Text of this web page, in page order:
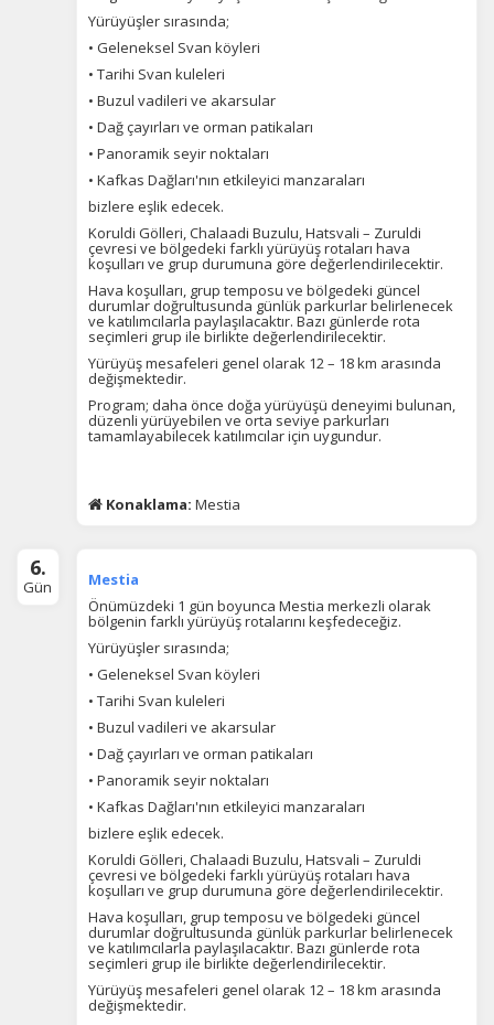
gereklidir. Bu çerezler olmadan site düzgün çalışmaz ve
devre dışı bırakılamaz.
İstatistik Çerezleri
Ziyaretçilerin siteyi nasıl kullandığını anonim olarak
ölçeriz. Hangi sayfaların popüler olduğunu ve
kullanıcıların nerede zorluk yaşadığını anlamamıza
yardımcı olur.
Pazarlama Çerezleri
Size ve ilgi alanlarınıza uygun reklamlar göstermek için
kullanılır. Kapatırsanız reklamları görmeye devam
edersiniz, ancak daha az alakalı olabilirler.
Tercihleri Kaydet
Yürüyüşler sırasında;
• Geleneksel Svan köyleri
• Tarihi Svan kuleleri
• Buzul vadileri ve akarsular
• Dağ çayırları ve orman patikaları
• Panoramik seyir noktaları
• Kafkas Dağları'nın etkileyici manzaraları
bizlere eşlik edecek.
Koruldi Gölleri, Chalaadi Buzulu, Hatsvali – Zuruldi
çevresi ve bölgedeki farklı yürüyüş rotaları hava
koşulları ve grup durumuna göre değerlendirilecektir.
Hava koşulları, grup temposu ve bölgedeki güncel
durumlar doğrultusunda günlük parkurlar belirlenecek
ve katılımcılarla paylaşılacaktır. Bazı günlerde rota
seçimleri grup ile birlikte değerlendirilecektir.
Yürüyüş mesafeleri genel olarak 12 – 18 km arasında
değişmektedir.
Program; daha önce doğa yürüyüşü deneyimi bulunan,
düzenli yürüyebilen ve orta seviye parkurları
tamamlayabilecek katılımcılar için uygundur.
Konaklama: Mestia
6.
Gün
Mestia
Önümüzdeki 1 gün boyunca Mestia merkezli olarak
bölgenin farklı yürüyüş rotalarını keşfedeceğiz.
Yürüyüşler sırasında;
• Geleneksel Svan köyleri
• Tarihi Svan kuleleri
• Buzul vadileri ve akarsular
• Dağ çayırları ve orman patikaları
• Panoramik seyir noktaları
• Kafkas Dağları'nın etkileyici manzaraları
bizlere eşlik edecek.
Koruldi Gölleri, Chalaadi Buzulu, Hatsvali – Zuruldi
çevresi ve bölgedeki farklı yürüyüş rotaları hava
koşulları ve grup durumuna göre değerlendirilecektir.
Hava koşulları, grup temposu ve bölgedeki güncel
durumlar doğrultusunda günlük parkurlar belirlenecek
ve katılımcılarla paylaşılacaktır. Bazı günlerde rota
seçimleri grup ile birlikte değerlendirilecektir.
Yürüyüş mesafeleri genel olarak 12 – 18 km arasında
değişmektedir.